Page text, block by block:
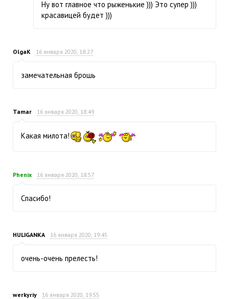
Ну вот главное что рыженькие ))) Это супер )))
красавицей будет )))
OlgaK 16 января 2020, 18:27
замечательная брошь
Tamar 16 января 2020, 18:49
Какая милота!
Phenix 16 января 2020, 18:57
Спасибо!
HULIGANKA 16 января 2020, 19:45
очень-очень прелесть!
werkyriy 16 января 2020, 19:55